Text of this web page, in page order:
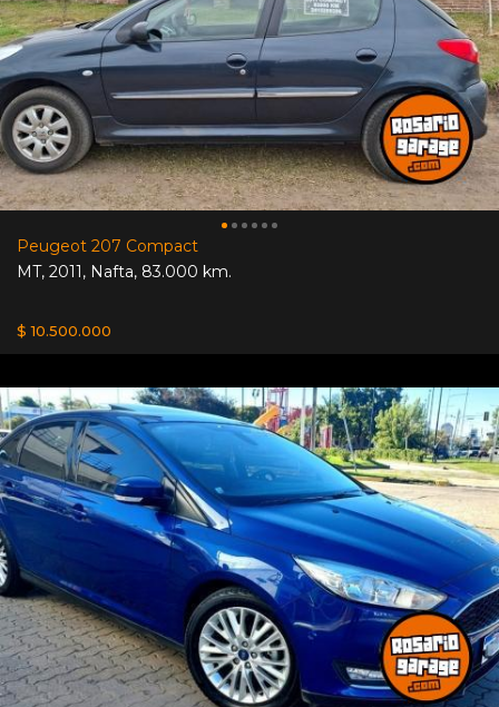
Peugeot 207 Compact
MT, 2011, Nafta, 83.000 km.
$ 10.500.000